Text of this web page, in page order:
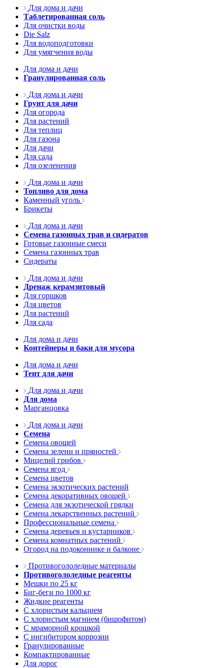
Для дома и дачи
Таблетированная соль
Для очистки воды
Die Salz
Для водоподготовки
Для умягчения воды
Для дома и дачи
Гранулированная соль
Для дома и дачи
Грунт для дачи
Для огорода
Для растений
Для теплиц
Для газона
Для дачи
Для сада
Для озеленения
Для дома и дачи
Топливо для дома
Каменный уголь
Брикеты
Для дома и дачи
Семена газонных трав и сидератов
Готовые газонные смеси
Семена газонных трав
Сидераты
Для дома и дачи
Дренаж керамзитовый
Для горшков
Для цветов
Для растений
Для сада
Для дома и дачи
Контейнеры и баки для мусора
Для дома и дачи
Тент для дачи
Для дома и дачи
Для дома
Марганцовка
Для дома и дачи
Семена
Семена овощей
Семена зелени и пряностей
Мицелий грибов
Семена ягод
Семена цветов
Семена экзотических растений
Семена декоративных овощей
Семена для экзотической грядки
Семена лекарственных растений
Профессиональные семена
Семена деревьев и кустарников
Семена комнатных растений
Огород на подоконнике и балконе
Противогололедные материалы
Противогололедные реагенты
Мешки по 25 кг
Биг-беги по 1000 кг
Жидкие реагенты
С хлористым кальцием
С хлористым магнием (бишофитом)
С мраморной крошкой
С ингибитором коррозии
Гранулированные
Компактированные
Для дорог